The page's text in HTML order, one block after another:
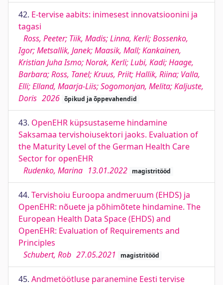
42. E-tervise aabits: inimesest innovatsioonini ja
tagasi
Ross, Peeter; Tiik, Madis; Linna, Kerli; Bossenko,
Igor; Metsallik, Janek; Maasik, Mall; Kankainen,
Kristian Juha Ismo; Norak, Kerli; Lubi, Kadi; Haage,
Barbara; Ross, Tanel; Kruus, Priit; Hallik, Riina; Valla,
Elli; Elland, Maarja-Liis; Sogomonjan, Melita; Kaljuste,
Doris 2026 õpikud ja õppevahendid
43. OpenEHR küpsustaseme hindamine
Saksamaa tervishoiusektori jaoks. Evaluation of
the Maturity Level of the German Health Care
Sector for openEHR
Rudenko, Marina 13.01.2022 magistritööd
44. Tervishoiu Euroopa andmeruum (EHDS) ja
OpenEHR: nõuete ja põhimõtete hindamine. The
European Health Data Space (EHDS) and
OpenEHR: Evaluation of Requirements and
Principles
Schubert, Rob 27.05.2021 magistritööd
45. Andmetöötluse paranemine Eesti tervise